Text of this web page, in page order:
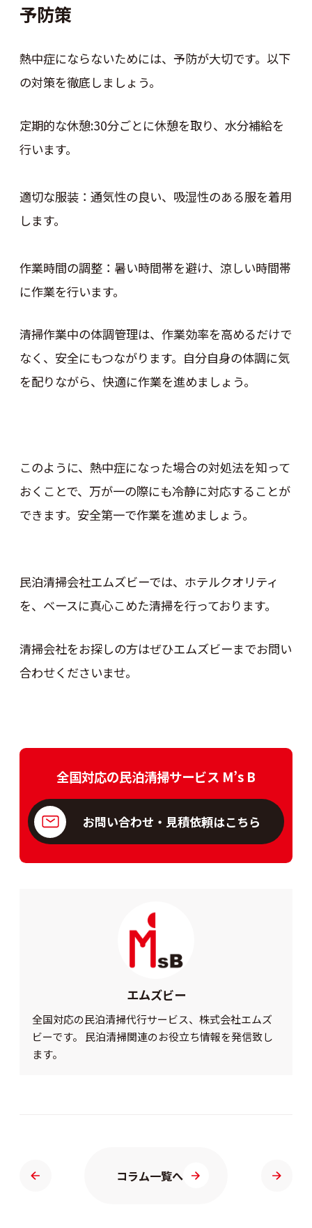
予防策
熱中症にならないためには、予防が大切です。以下
の対策を徹底しましょう。
定期的な休憩:30分ごとに休憩を取り、水分補給を
行います。
適切な服装：通気性の良い、吸湿性のある服を着用
します。
作業時間の調整：暑い時間帯を避け、涼しい時間帯
に作業を行います。
清掃作業中の体調管理は、作業効率を高めるだけで
なく、安全にもつながります。自分自身の体調に気
を配りながら、快適に作業を進めましょう。
このように、熱中症になった場合の対処法を知って
おくことで、万が一の際にも冷静に対応することが
できます。安全第一で作業を進めましょう。
民泊清掃会社エムズビーでは、ホテルクオリティ
を、ベースに真心こめた清掃を行っております。
清掃会社をお探しの方はぜひエムズビーまでお問い
合わせくださいませ。
全国対応の民泊清掃サービス M’s B
お問い合わせ・見積依頼はこちら
エムズビー
全国対応の民泊清掃代行サービス、株式会社エムズ
ビーです。 民泊清掃関連のお役立ち情報を発信致し
ます。
コラム一覧へ